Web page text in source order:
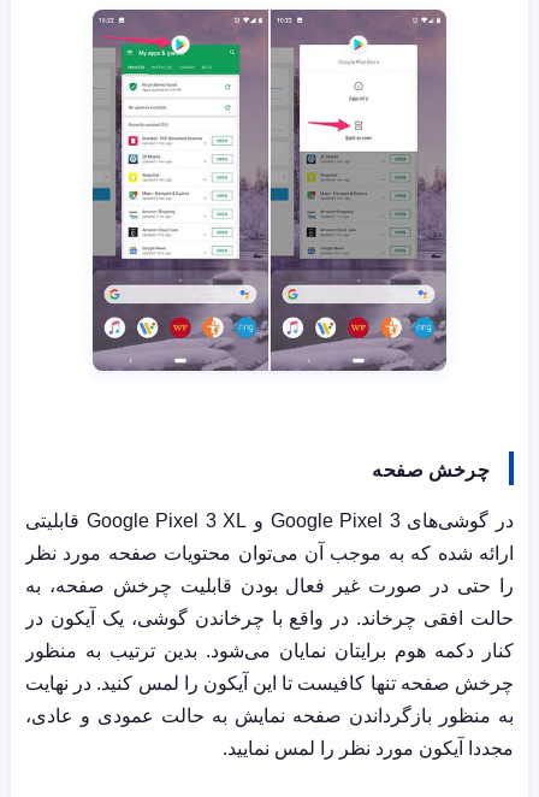
چرخش صفحه
در گوشی‌هایGoogle Pixel 3 و Google Pixel 3 XL قابلیتی
ارائه شده که به موجب آن می‌توان محتویات صفحه مورد نظر
را حتی در صورت غیر فعال بودن قابلیت چرخش صفحه، به
حالت افقی چرخاند. در واقع با چرخاندن گوشی، یک آیکون در
کنار دکمه هوم برایتان نمایان می‌شود. بدین ترتیب به منظور
چرخش صفحه تنها کافیست تا این آیکون را لمس کنید. در نهایت
به منظور بازگرداندن صفحه نمایش به حالت عمودی و عادی،
مجددا آیکون مورد نظر را لمس نمایید.